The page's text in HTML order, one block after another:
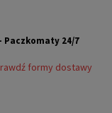
- Paczkomaty 24/7
płatności
formy dostawy